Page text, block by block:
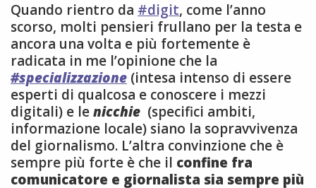
Quando rientro da #digit, come l’anno
scorso, molti pensieri frullano per la testa e
ancora una volta e più fortemente è
radicata in me l’opinione che la
#specializzazione (intesa intenso di essere
esperti di qualcosa e conoscere i mezzi
digitali) e lenicchie (specifici ambiti,
informazione locale) siano la sopravvivenza
del giornalismo. L’altra convinzione che è
sempre più forte è che il confine fra
comunicatore e giornalista sia sempre più